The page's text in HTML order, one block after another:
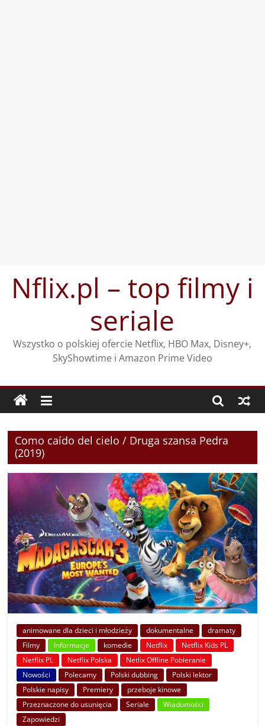
treściNflix.pl – top filmy i
seriale
Wszystko o polskiej ofercie Netflix, HBO Max, Disney+,
SkyShowtime i Amazon Prime Video
Como caído del cielo / Druga szansa Pedra
(2019)
animowane dla dzieci i młodzieży dokumentalne
dramaty
Filmy
Informacje komedie Netflix
Netflix Kids PL
Netflix PL
Netflix Polska
Netlix Offline Pobieranie
Nowości
Polecamy Polski dubbing
Polski lektor
Polskie napisy
Premiery
przeboje kinowe
Przeznaczone do usunięcia
Seriale
Wiadomości
Zapowiedzi